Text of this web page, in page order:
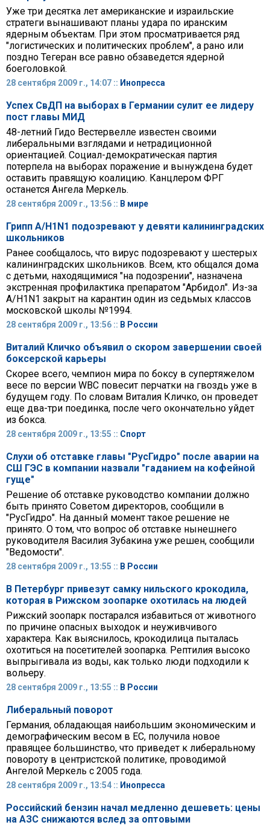
Уже три десятка лет американские и израильские
стратеги вынашивают планы удара по иранским
ядерным объектам. При этом просматривается ряд
"логистических и политических проблем", а рано или
поздно Тегеран все равно обзаведется ядерной
боеголовкой.
28 сентября 2009 г., 14:07 :: Инопресса
Успех СвДП на выборах в Германии сулит ее лидеру
пост главы МИД
48-летний Гидо Вестервелле известен своими
либеральными взглядами и нетрадиционной
ориентацией. Социал-демократическая партия
потерпела на выборах поражение и вынуждена будет
оставить правящую коалицию. Канцлером ФРГ
останется Ангела Меркель.
28 сентября 2009 г., 13:56 :: В мире
Грипп A/H1N1 подозревают у девяти калининградских
школьников
Ранее сообщалось, что вирус подозревают у шестерых
калининградских школьников. Всем, кто общался дома
с детьми, находящимися "на подозрении", назначена
экстренная профилактика препаратом "Арбидол". Из-за
A/H1N1 закрыт на карантин один из седьмых классов
московской школы №1994.
28 сентября 2009 г., 13:56 :: В России
Виталий Кличко объявил о скором завершении своей
боксерской карьеры
Скорее всего, чемпион мира по боксу в супертяжелом
весе по версии WBC повесит перчатки на гвоздь уже в
будущем году. По словам Виталия Кличко, он проведет
еще два-три поединка, после чего окончательно уйдет
из бокса.
28 сентября 2009 г., 13:55 :: Спорт
Слухи об отставке главы "РусГидро" после аварии на
СШ ГЭС в компании назвали "гаданием на кофейной
гуще"
Решение об отставке руководство компании должно
быть принято Советом директоров, сообщили в
"РусГидро". На данный момент такое решение не
принято. О том, что вопрос об отставке нынешнего
руководителя Василия Зубакина уже решен, сообщили
"Ведомости".
28 сентября 2009 г., 13:55 :: В России
В Петербург привезут самку нильского крокодила,
которая в Рижском зоопарке охотилась на людей
Рижский зоопарк постарался избавиться от животного
по причине опасных выходок и неуживчивого
характера. Как выяснилось, крокодилица пыталась
охотиться на посетителей зоопарка. Рептилия высоко
выпрыгивала из воды, как только люди подходили к
вольеру.
28 сентября 2009 г., 13:55 :: В России
Либеральный поворот
Германия, обладающая наибольшим экономическим и
демографическим весом в ЕС, получила новое
правящее большинство, что приведет к либеральному
повороту в центристской политике, проводимой
Ангелой Меркель с 2005 года.
28 сентября 2009 г., 13:54 :: Инопресса
Российский бензин начал медленно дешеветь: цены
на АЗС снижаются вслед за оптовыми